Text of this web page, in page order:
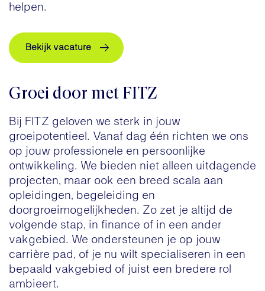
helpen.
Bekijk vacature
Groei door met FITZ
Bij FITZ geloven we sterk in jouw
groeipotentieel. Vanaf dag één richten we ons
op jouw professionele en persoonlijke
ontwikkeling. We bieden niet alleen uitdagende
projecten, maar ook een breed scala aan
opleidingen, begeleiding en
doorgroeimogelijkheden. Zo zet je altijd de
volgende stap, in finance of in een ander
vakgebied. We ondersteunen je op jouw
carrière pad, of je nu wilt specialiseren in een
bepaald vakgebied of juist een bredere rol
ambieert.